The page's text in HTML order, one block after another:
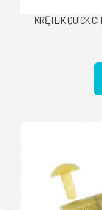
KRĘTLIK QUICK